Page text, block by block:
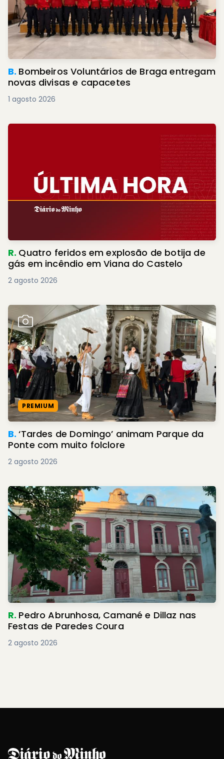
B. Bombeiros Voluntários de Braga entregam
novas divisas e capacetes
1 agosto 2026
R. Quatro feridos em explosão de botija de
gás em incêndio em Viana do Castelo
2 agosto 2026
PREMIUM
B.‘Tardes de Domingo’ animam Parque da
Ponte com muito folclore
2 agosto 2026
R. Pedro Abrunhosa, Camané e Dillaz nas
Festas de Paredes Coura
2 agosto 2026